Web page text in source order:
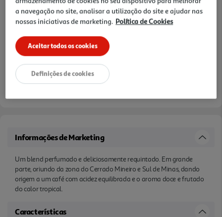
Informações de Marketing
Um blend perfumado e deliciosamente requintado. Em grande
parte, oriundo da zona do Cerrado Mineiro e Sul de Minas, dando
origem a um café com acidez equilibrada e o aroma doce e frutado
do calor tropical.
Características
a navegação no site, analisar a utilização do site e ajudar nas
nossas iniciativas de marketing. Política de Cookies
Aceitar todos os cookies
Definições de cookies